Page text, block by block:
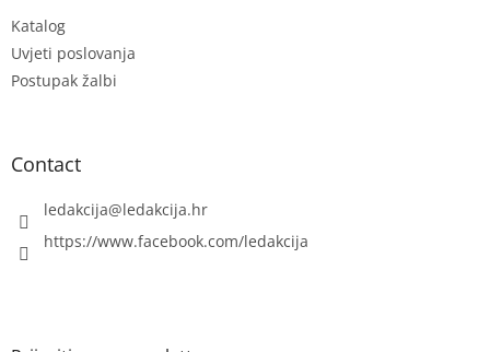
Katalog
Uvjeti poslovanja
Postupak žalbi
Contact
ledakcija@ledakcija.hr
https://www.facebook.com/ledakcija